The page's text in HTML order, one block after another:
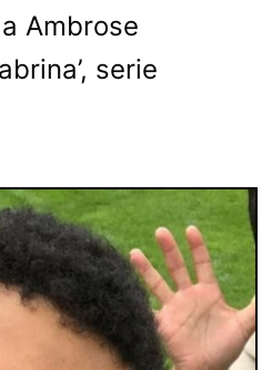
Ambrose
serie